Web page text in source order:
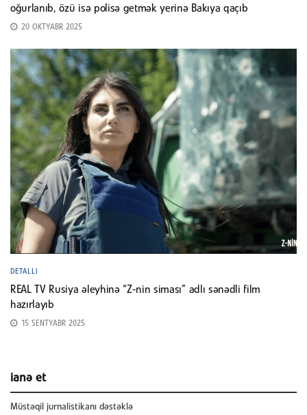
oğurlanıb, özü isə polisə getmək yerinə Bakıya qaçıb
20 OKTYABR 2025
DETALLI
REAL TV Rusiya əleyhinə “Z-nin siması” adlı sənədli film
hazırlayıb
15 SENTYABR 2025
ianə et
Müstəqil jurnalistikanı dəstəklə